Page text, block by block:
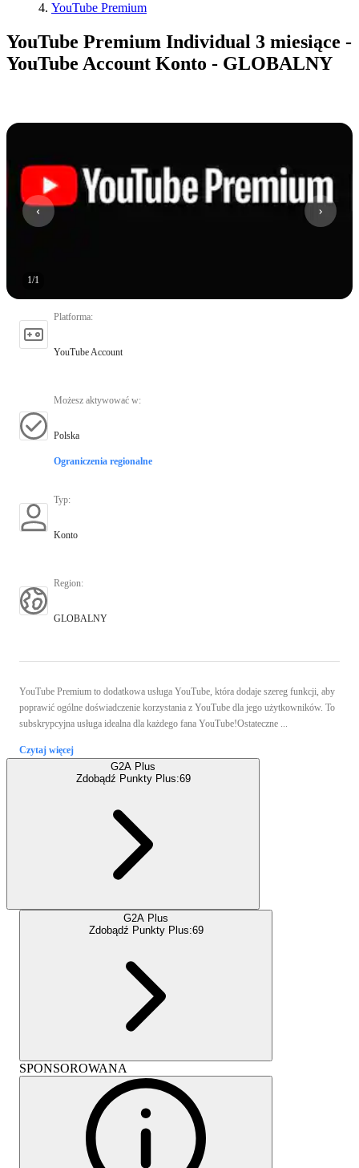
YouTube Premium
YouTube Premium Individual 3 miesiące -
YouTube Account Konto - GLOBALNY
1/1
Platforma:
YouTube Account
Możesz aktywować w:
Polska
Ograniczenia regionalne
Typ:
Konto
Region:
GLOBALNY
YouTube Premium to dodatkowa usługa YouTube, która dodaje szereg funkcji, aby
poprawić ogólne doświadczenie korzystania z YouTube dla jego użytkowników. To
subskrypcyjna usługa idealna dla każdego fana YouTube!Ostateczne ...
Czytaj więcej
G2A Plus
Zdobądź Punkty Plus:69
G2A Plus
Zdobądź Punkty Plus:69
SPONSOROWANA